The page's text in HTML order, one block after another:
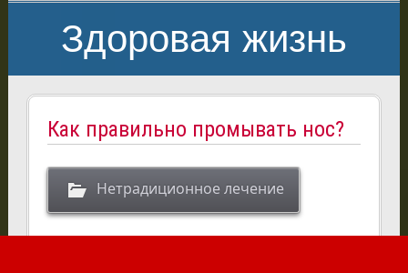
Здоровая жизнь
Как правильно промывать нос?
Нетрадиционное лечение